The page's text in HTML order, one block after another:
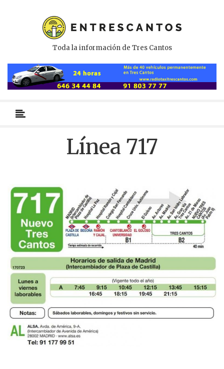
Toda la información de Tres Cantos
primario
Línea 717